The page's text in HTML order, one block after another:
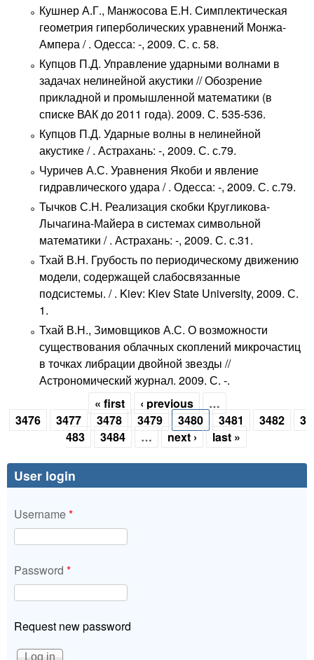
Кушнер А.Г., Манжосова Е.Н. Симплектическая
геометрия гиперболических уравнений Монжа-
Ампера / . Одесса: -, 2009. С. с. 58.
Купцов П.Д. Управление ударными волнами в
задачах нелинейной акустики // Обозрение
прикладной и промышленной математики (в
списке ВАК до 2011 года). 2009. С. 535-536.
Купцов П.Д. Ударные волны в нелинейной
акустике / . Астрахань: -, 2009. С. с.79.
Чуричев А.С. Уравнения Якоби и явление
гидравлического удара / . Одесса: -, 2009. С. с.79.
Тычков С.Н. Реализация скобки Кругликова-
Лычагина-Майера в системах символьной
математики / . Астрахань: -, 2009. С. с.31.
Тхай В.Н. Грубость по периодическому движению
модели, содержащей слабосвязанные
подсистемы. / . Kiev: Kiev State University, 2009. С.
1.
Тхай В.Н., Зимовщиков А.С. О возможности
существования облачных скоплений микрочастиц
в точках либрации двойной звезды //
Астрономический журнал. 2009. С. -.
Pages
« first ‹ previous
…
3476
3477 3478 3479 3480 3481 3482
3
483
3484 … next › last »
User login
Username*
Password *
Request new password